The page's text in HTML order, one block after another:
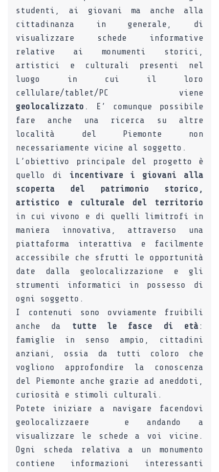
studenti, ai giovani ma anche alla
cittadinanza in generale, di
visualizzare schede informative
relative ai monumenti storici,
artistici e culturali presenti nel
luogo in cui il loro
cellulare/tablet/PC viene
geolocalizzato . E’ comunque possibile
fare anche una ricerca su altre
località del Piemonte non
necessariamente vicine al soggetto.
L’obiettivo principale del progetto è
quello di incentivare i giovani alla
scoperta del patrimonio storico,
artistico e culturale del territorio
in cui vivono e di quelli limitrofi in
maniera innovativa, attraverso una
piattaforma interattiva e facilmente
accessibile che sfrutti le opportunità
date dalla geolocalizzazione e gli
strumenti informatici in possesso di
ogni soggetto.
I contenuti sono ovviamente fruibili
anche da
tutte le fasce di età :
famiglie in senso ampio, cittadini
anziani, ossia da tutti coloro che
vogliono approfondire la conoscenza
del Piemonte anche grazie ad aneddoti,
curiosità e stimoli culturali.
Potete iniziare a navigare facendovi
geolocalizzaere e andando a
visualizzare le schede a voi vicine.
Ogni scheda relativa a un monumento
contiene informazioni interessanti